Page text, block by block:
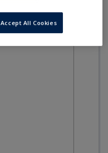
Accept All Cookies